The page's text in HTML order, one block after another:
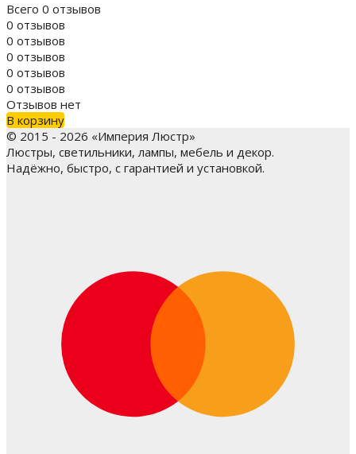
Всего 0 отзывов
0 отзывов
0 отзывов
0 отзывов
0 отзывов
0 отзывов
Отзывов нет
В корзину
© 2015 - 2026 «Империя Люстр»
Люстры, светильники, лампы, мебель и декор.
Надёжно, быстро, с гарантией и установкой.